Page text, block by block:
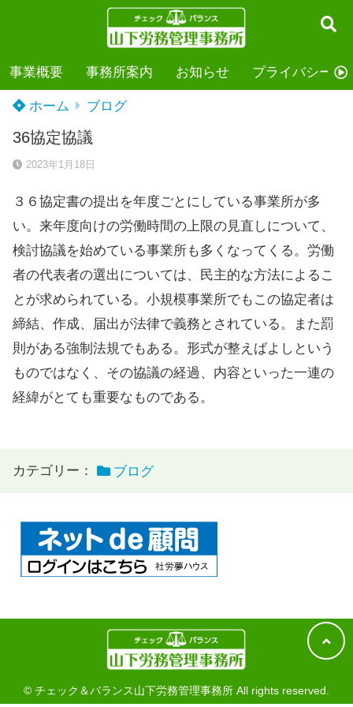
事業概要 事務所案内 お知らせ プライバシーポ
ホーム ブログ
36協定協議
2023年1月18日
３６協定書の提出を年度ごとにしている事業所が多
い。来年度向けの労働時間の上限の見直しについて、
検討協議を始めている事業所も多くなってくる。労働
者の代表者の選出については、民主的な方法によるこ
とが求められている。小規模事業所でもこの協定者は
締結、作成、届出が法律で義務とされている。また罰
則がある強制法規でもある。形式が整えばよしという
ものではなく、その協議の経過、内容といった一連の
経緯がとても重要なものである。
カテゴリー： ブログ
© チェック＆バランス山下労務管理事務所 All rights reserved.